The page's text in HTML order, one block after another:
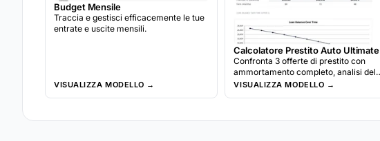
Budget Mensile
Traccia e gestisci efficacemente le tue
entrate e uscite mensili.
VISUALIZZA MODELLO →
Calcolatore Prestito Auto Ultimate
Confronta 3 offerte di prestito con
ammortamento completo, analisi del
costo totale inclusi assicurazione e
VISUALIZZA MODELLO →